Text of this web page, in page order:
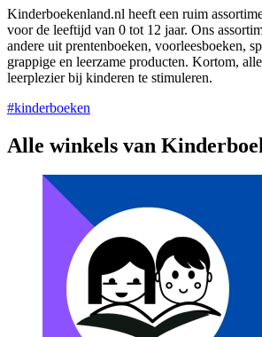
Kinderboekenland.nl heeft een ruim
voor de leeftijd van 0 tot 12 jaar. Ons
andere uit prentenboeken, voorleesboeken,
grappige en leerzame producten. Kortom,
leerplezier bij kinderen te stimuleren.
#kinderboeken
Alle winkels van